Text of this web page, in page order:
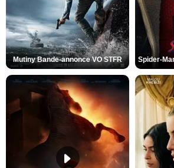
Mutiny Bande-annonce VO STFR